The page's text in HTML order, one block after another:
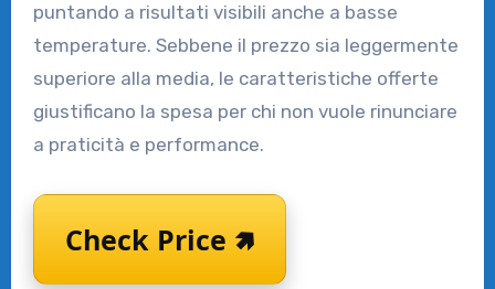
puntando a risultati visibili anche a basse
temperature. Sebbene il prezzo sia leggermente
superiore alla media, le caratteristiche offerte
giustificano la spesa per chi non vuole rinunciare
a praticità e performance.
Check Price 🢅